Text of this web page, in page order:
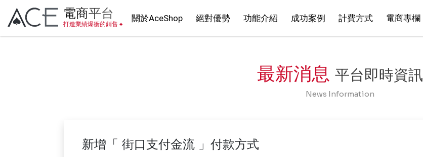
電商平台
打造業績爆衝的銷售 ♠
關於AceShop 絕對優勢 功能介紹 成功案例 計費方式 電商專欄
最新消息 平台即時資訊
News Information
新增「 街口支付金流 」付款方式